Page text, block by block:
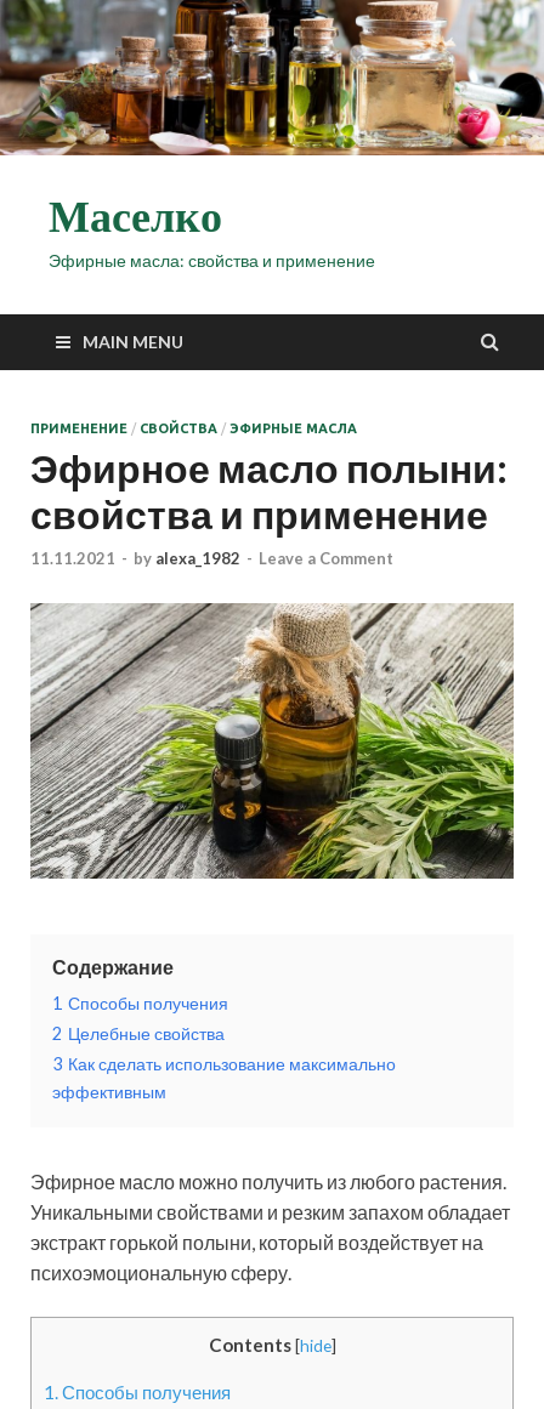
Маселко
Эфирные масла: свойства и применение
MAIN MENU
ПРИМЕНЕНИЕ / СВОЙСТВА / ЭФИРНЫЕ МАСЛА
Эфирное масло полыни:
свойства и применение
11.11.2021 - by alexa_1982 - Leave a Comment
Содержание
1 Способы получения
2 Целебные свойства
3 Как сделать использование максимально
эффективным
Эфирное масло можно получить из любого растения.
Уникальными свойствами и резким запахом обладает
экстракт горькой полыни, который воздействует на
психоэмоциональную сферу.
Contents [hide]
1.Способы получения